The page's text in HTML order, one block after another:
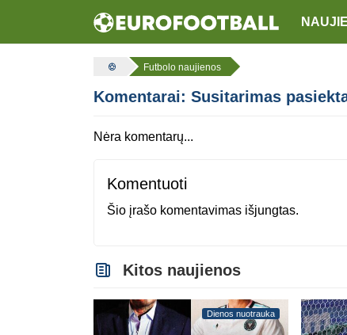
Futbolo naujienos
Komentarai: Susitarimas
Nėra komentarų...
Komentuoti
Šio įrašo komentavimas išjungtas.
Kitos naujienos
Dienos nuotrauka